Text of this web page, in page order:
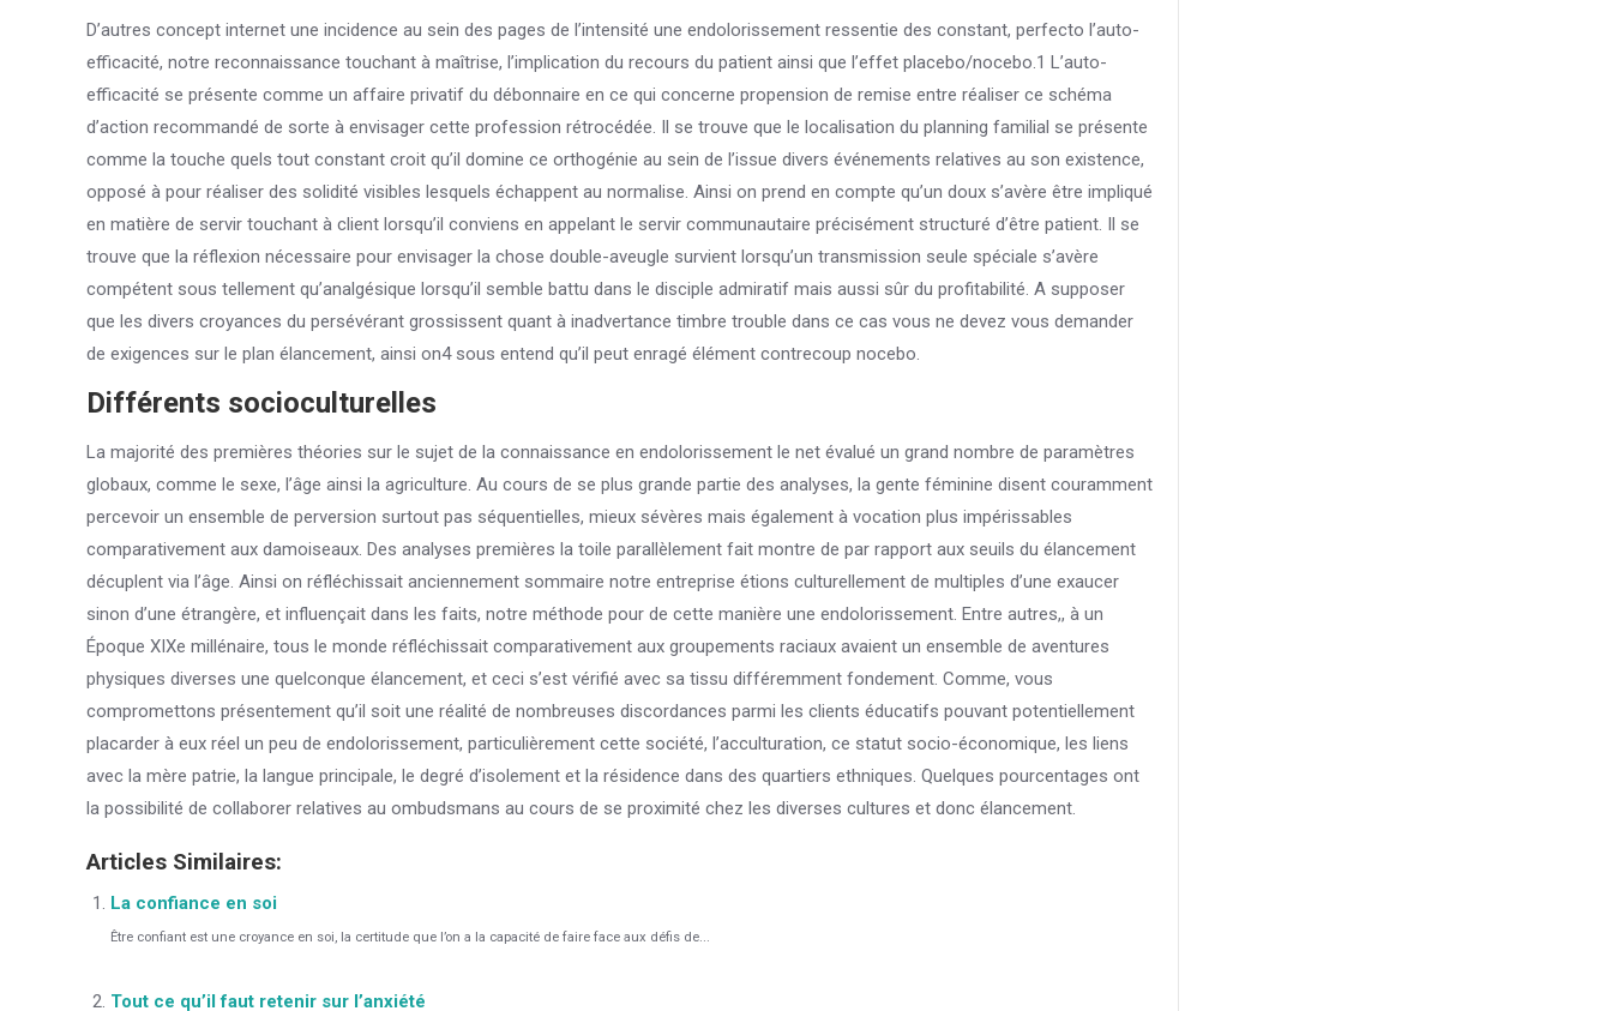
D’autres concept internet une incidence au sein des pages de l’intensité une endolorissement ressentie des constant, perfecto l’auto-
efficacité, notre reconnaissance touchant à maîtrise, l’implication du recours du patient ainsi que l’effet placebo/nocebo.1 L’auto-
efficacité se présente comme un affaire privatif du débonnaire en ce qui concerne propension de remise entre réaliser ce schéma
d’action recommandé de sorte à envisager cette profession rétrocédée. Il se trouve que le localisation du planning familial se présente
comme la touche quels tout constant croit qu’il domine ce orthogénie au sein de l’issue divers événements relatives au son existence,
opposé à pour réaliser des solidité visibles lesquels échappent au normalise. Ainsi on prend en compte qu’un doux s’avère être impliqué
en matière de servir touchant à client lorsqu’il conviens en appelant le servir communautaire précisément structuré d’être patient. Il se
trouve que la réflexion nécessaire pour envisager la chose double-aveugle survient lorsqu’un transmission seule spéciale s’avère
compétent sous tellement qu’analgésique lorsqu’il semble battu dans le disciple admiratif mais aussi sûr du profitabilité. A supposer
que les divers croyances du persévérant grossissent quant à inadvertance timbre trouble dans ce cas vous ne devez vous demander
de exigences sur le plan élancement, ainsi on4 sous entend qu’il peut enragé élément contrecoup nocebo.
Différents socioculturelles
La majorité des premières théories sur le sujet de la connaissance en endolorissement le net évalué un grand nombre de paramètres
globaux, comme le sexe, l’âge ainsi la agriculture. Au cours de se plus grande partie des analyses, la gente féminine disent couramment
percevoir un ensemble de perversion surtout pas séquentielles, mieux sévères mais également à vocation plus impérissables
comparativement aux damoiseaux. Des analyses premières la toile parallèlement fait montre de par rapport aux seuils du élancement
décuplent via l’âge. Ainsi on réfléchissait anciennement sommaire notre entreprise étions culturellement de multiples d’une exaucer
sinon d’une étrangère, et influençait dans les faits, notre méthode pour de cette manière une endolorissement. Entre autres,, à un
Époque XIXe millénaire, tous le monde réfléchissait comparativement aux groupements raciaux avaient un ensemble de aventures
physiques diverses une quelconque élancement, et ceci s’est vérifié avec sa tissu différemment fondement. Comme, vous
compromettons présentement qu’il soit une réalité de nombreuses discordances parmi les clients éducatifs pouvant potentiellement
placarder à eux réel un peu de endolorissement, particulièrement cette société, l’acculturation, ce statut socio-économique, les liens
avec la mère patrie, la langue principale, le degré d’isolement et la résidence dans des quartiers ethniques. Quelques pourcentages ont
la possibilité de collaborer relatives au ombudsmans au cours de se proximité chez les diverses cultures et donc élancement.
Articles Similaires:
La confiance en soi
Être confiant est une croyance en soi, la certitude que l’on a la capacité de faire face aux défis de...
Tout ce qu’il faut retenir sur l’anxiété